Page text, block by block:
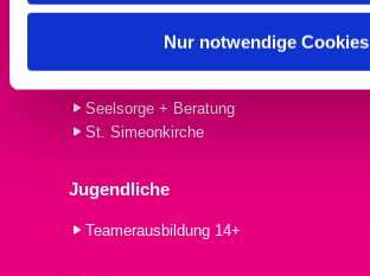
Nur notwendige Cookies
Kindergottesdienst
Informationen
Seelsorge + Beratung
St. Simeonkirche
Jugendliche
Teamerausbildung 14+